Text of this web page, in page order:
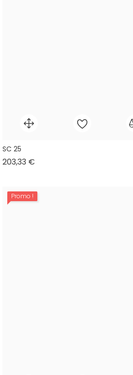
SC 25
203,33 €
Promo !